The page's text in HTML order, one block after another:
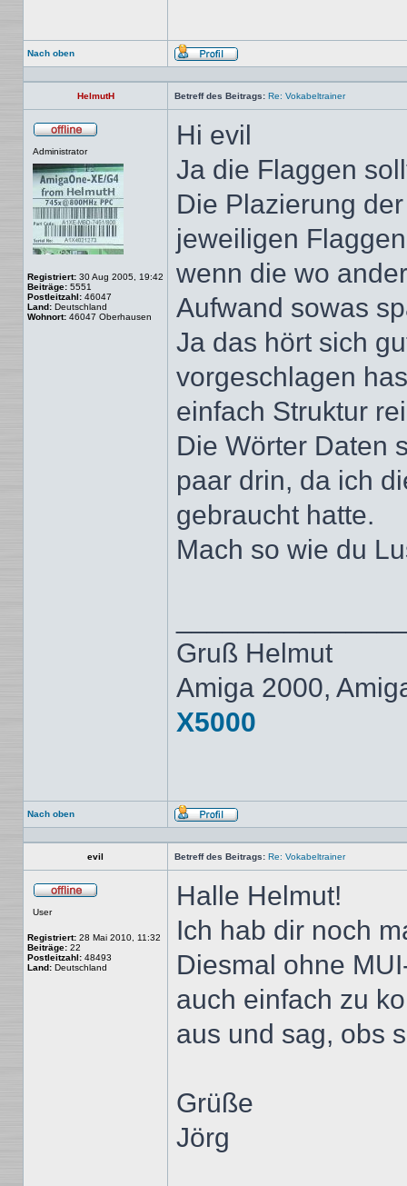
Nach oben
Profil
HelmutH Betreff des Beitrags: Re: Vokabeltrainer
Administrator
Registriert: 30 Aug 2005, 19:42
Beiträge: 5551
Postleitzahl: 46047
Land: Deutschland
Wohnort: 46047 Oberhausen
Hi evil
Ja die Flaggen
Die Plazierung
jeweiligen
wenn die wo
Aufwand sowas
Ja das hört sich
vorgeschlagen
einfach Struktur
Die Wörter Daten
paar drin, da ich
gebraucht hatte.
Mach so wie du
Gruß Helmut
Amiga 2000,
X5000
Nach oben
Profil
evil Betreff des Beitrags: Re: Vokabeltrainer
User
Registriert: 28 Mai 2010, 11:32
Beiträge: 22
Postleitzahl: 48493
Land: Deutschland
Halle Helmut!
Ich hab dir noch
Diesmal ohne
auch einfach zu
aus und sag, obs
Grüße
Jörg